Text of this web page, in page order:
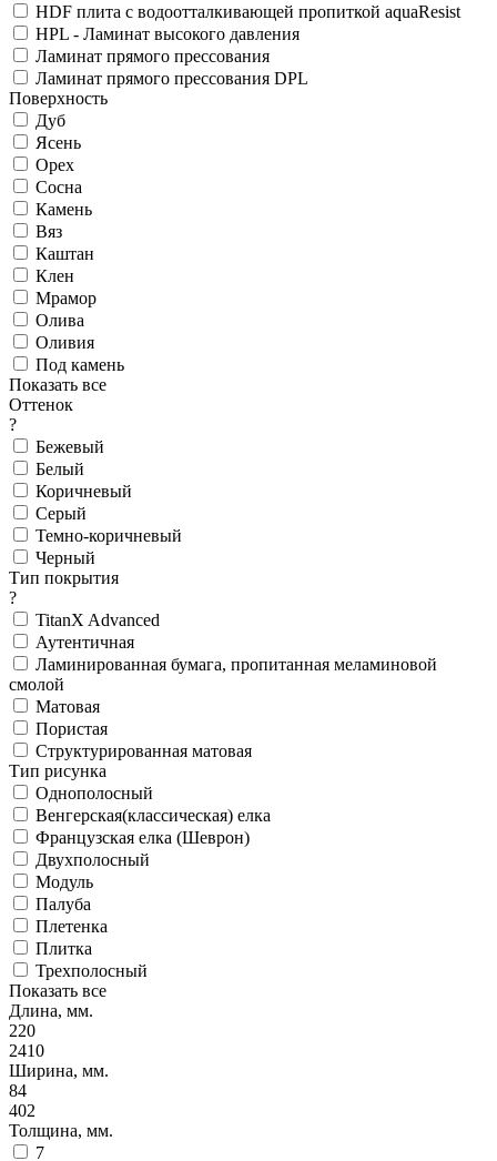
HDF плита с водоотталкивающей пропиткой aquaResist
HPL - Ламинат высокого давления
Ламинат прямого прессования
Ламинат прямого прессования DPL
Поверхность
Дуб
Ясень
Орех
Сосна
Камень
Вяз
Каштан
Клен
Мрамор
Олива
Оливия
Под камень
Показать все
Оттенок
?
Бежевый
Белый
Коричневый
Серый
Темно-коричневый
Черный
Тип покрытия
?
TitanX Advanced
Аутентичная
Ламинированная бумага, пропитанная меламиновой
смолой
Матовая
Пористая
Структурированная матовая
Тип рисунка
Однополосный
Венгерская(классическая) елка
Французская елка (Шеврон)
Двухполосный
Модуль
Палуба
Плетенка
Плитка
Трехполосный
Показать все
Длина, мм.
220
2410
Ширина, мм.
84
402
Толщина, мм.
7